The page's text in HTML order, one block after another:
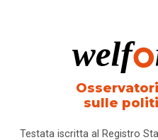
sulle
Testata iscritta al Registro